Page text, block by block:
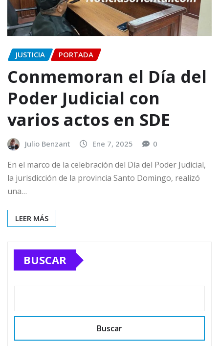
JUSTICIA PORTADA
Conmemoran el Día del
Poder Judicial con
varios actos en SDE
Julio Benzant Ene 7, 2025 0
En el marco de la celebración del Día del Poder Judicial,
la jurisdicción de la provincia Santo Domingo, realizó
una…
LEER MÁS
BUSCAR
Buscar